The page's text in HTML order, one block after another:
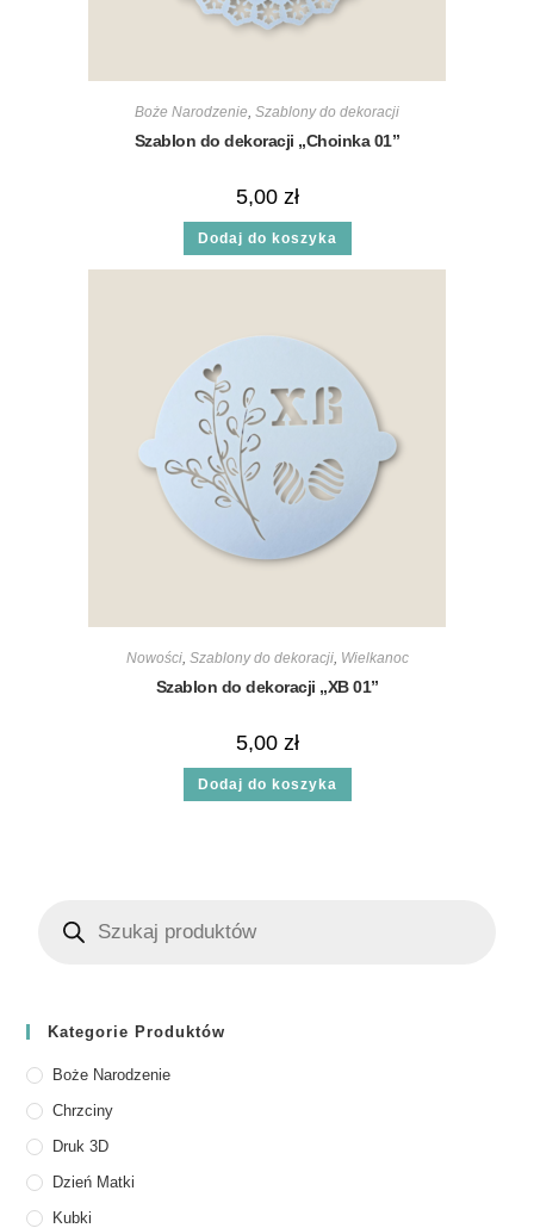
Boże Narodzenie Szablony do dekoracji
Szablon do dekoracji „Choinka 01”
5,00 zł
Dodaj do koszyka
Nowości, Szablony do dekoracji, Wielkanoc
Szablon do dekoracji „XB 01”
5,00 zł
Dodaj do koszyka
Kategorie Produktów
Boże Narodzenie
Chrzciny
Druk 3D
Dzień Matki
Kubki